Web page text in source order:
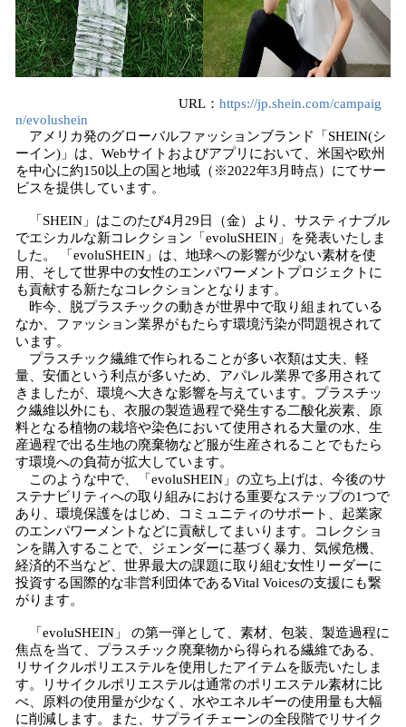
URL： https://jp.shein.com/campaig
n/evolushein
アメリカ発のグローバルファッションブランド「SHEIN(シ
ーイン)」は、Webサイトおよびアプリにおいて、米国や欧州
を中心に約150以上の国と地域（※2022年3月時点）にてサー
ビスを提供しています。
「SHEIN」はこのたび4月29日（金）より、サスティナブル
でエシカルな新コレクション「evoluSHEIN」を発表いたしま
した。 「evoluSHEIN」は、地球への影響が少ない素材を使
用、そして世界中の女性のエンパワーメントプロジェクトに
も貢献する新たなコレクションとなります。
昨今、脱プラスチックの動きが世界中で取り組まれている
なか、ファッション業界がもたらす環境汚染が問題視されて
います。
プラスチック繊維で作られることが多い衣類は丈夫、軽
量、安価という利点が多いため、アパレル業界で多用されて
きましたが、環境へ大きな影響を与えています。プラスチッ
ク繊維以外にも、衣服の製造過程で発生する二酸化炭素、原
料となる植物の栽培や染色において使用される大量の水、生
産過程で出る生地の廃棄物など服が生産されることでもたら
す環境への負荷が拡大しています。
このような中で、「evoluSHEIN」の立ち上げは、今後のサ
ステナビリティへの取り組みにおける重要なステップの1つで
あり、環境保護をはじめ、コミュニティのサポート、起業家
のエンパワーメントなどに貢献してまいります。コレクショ
ンを購入することで、ジェンダーに基づく暴力、気候危機、
経済的不当など、世界最大の課題に取り組む女性リーダーに
投資する国際的な非営利団体であるVital Voicesの支援にも繋
がります。
「evoluSHEIN」 の第一弾として、素材、包装、製造過程に
焦点を当て、プラスチック廃棄物から得られる繊維である、
リサイクルポリエステルを使用したアイテムを販売いたしま
す。リサイクルポリエステルは通常のポリエステル素材に比
べ、原料の使用量が少なく、水やエネルギーの使用量も大幅
に削減します。また、サプライチェーンの全段階でリサイク